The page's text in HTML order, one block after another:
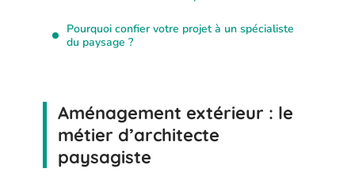
Pourquoi confier votre projet à un spécialiste
du paysage ?
Aménagement extérieur : le
métier d’architecte
paysagiste